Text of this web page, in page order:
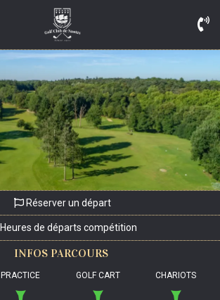
Réserver un départ
Heures de départs compétition
INFOS PARCOURS
PRACTICE GOLF CART CHARIOTS